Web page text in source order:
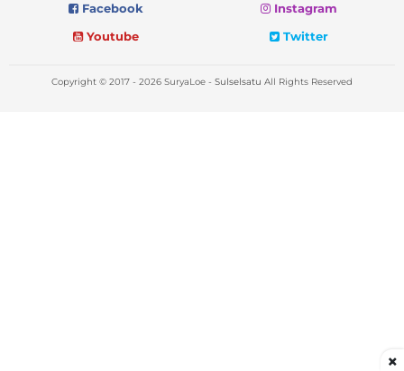
Facebook
Instagram
Youtube
Twitter
Copyright © 2017 - 2026 SuryaLoe - Sulselsatu All Rights Reserved
×